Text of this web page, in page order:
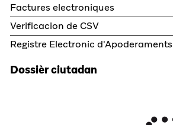
Factures electroniques
Verificacion de CSV
Registre Electronic d'Apoderaments
Dossièr ciutadan